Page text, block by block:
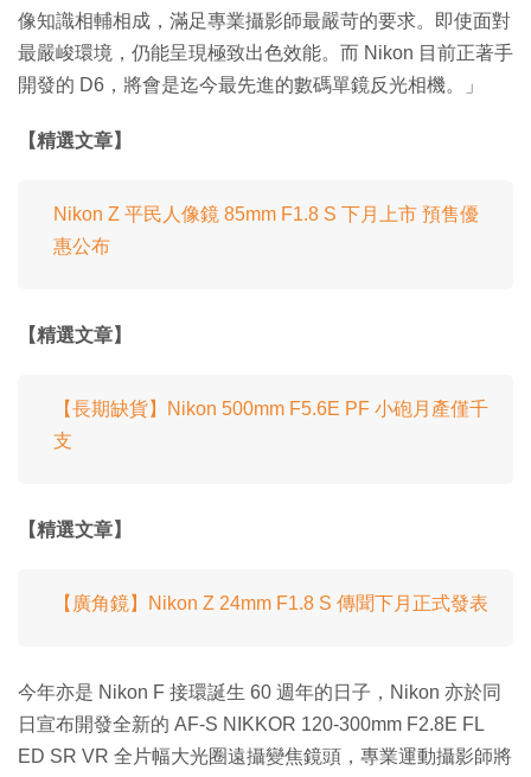
像知識相輔相成，滿足專業攝影師最嚴苛的要求。即使面對
最嚴峻環境，仍能呈現極致出色效能。而 Nikon 目前正著手
開發的 D6，將會是迄今最先進的數碼單鏡反光相機。」
【精選文章】
Nikon Z 平民人像鏡 85mm F1.8 S 下月上市 預售優
惠公布
【精選文章】
【長期缺貨】Nikon 500mm F5.6E PF 小砲月產僅千
支
【精選文章】
【廣角鏡】Nikon Z 24mm F1.8 S 傳聞下月正式發表
今年亦是 Nikon F 接環誕生 60 週年的日子，Nikon 亦於同
日宣布開發全新的 AF-S NIKKOR 120-300mm F2.8E FL
ED SR VR 全片幅大光圈遠攝變焦鏡頭，專業運動攝影師將